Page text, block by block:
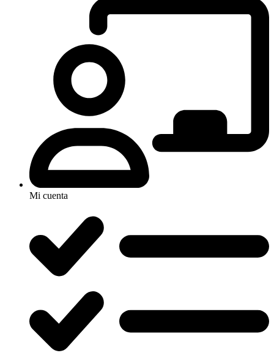
Mi cuenta